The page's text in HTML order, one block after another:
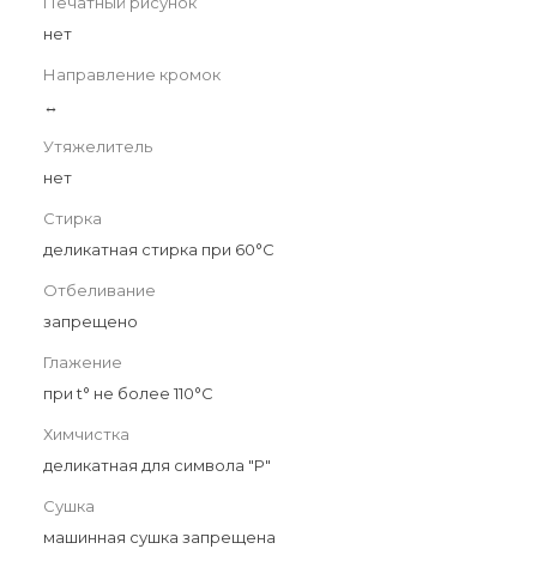
нет
Направление кромок
↔
Утяжелитель
нет
Стирка
деликатная стирка при 60°С
Отбеливание
запрещено
Глажение
при t° не более 110°С
Химчистка
деликатная для символа "P"
Сушка
машинная сушка запрещена